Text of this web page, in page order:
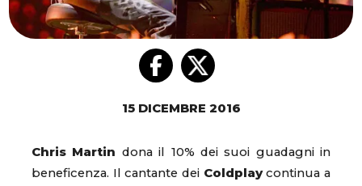
15 DICEMBRE 2016
Chris Martin dona il 10% dei suoi guadagni in
beneficenza. Il cantante dei Coldplaycontinua a